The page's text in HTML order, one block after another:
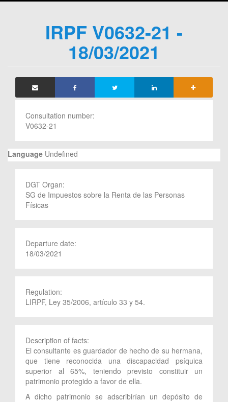
IRPF V0632-21 -
18/03/2021
Consultation number:
V0632-21
Language Undefined
DGT Organ:
SG de Impuestos sobre la Renta de las Personas
Físicas
Departure date:
18/03/2021
Regulation:
LIRPF, Ley 35/2006, artículo 33 y 54.
Description of facts:
El consultante es guardador de hecho de su hermana,
que tiene reconocida una discapacidad psíquica
superior al 65%, teniendo previsto constituir un
patrimonio protegido a favor de ella.
A dicho patrimonio se adscribirían un depósito de